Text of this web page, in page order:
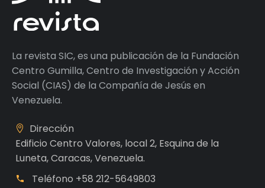
La revista SIC, es una publicación de la Fundación
Centro Gumilla, Centro de Investigación y Acción
Social (CIAS) de la Compañía de Jesús en
Venezuela.
Dirección
Edificio Centro Valores, local 2, Esquina de la
Luneta, Caracas, Venezuela.
Teléfono +58 212-5649803